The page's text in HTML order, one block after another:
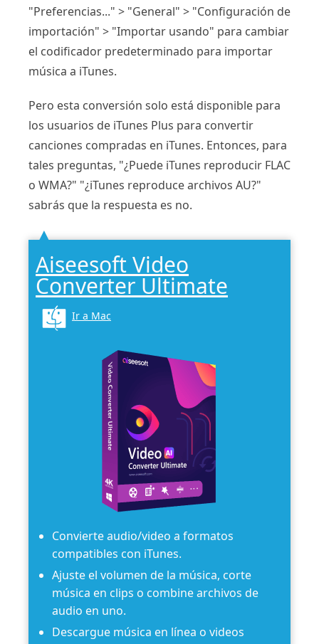
"Preferencias..." > "General" > "Configuración de
importación" > "Importar usando" para cambiar
el codificador predeterminado para importar
música a iTunes.
Pero esta conversión solo está disponible para
los usuarios de iTunes Plus para convertir
canciones compradas en iTunes. Entonces, para
tales preguntas, "¿Puede iTunes reproducir FLAC
o WMA?" "¿iTunes reproduce archivos AU?"
sabrás que la respuesta es no.
Aiseesoft Video
Converter Ultimate
Ir a Mac
Convierte audio/video a formatos
compatibles con iTunes.
Ajuste el volumen de la música, corte
música en clips o combine archivos de
audio en uno.
Descargue música en línea o videos